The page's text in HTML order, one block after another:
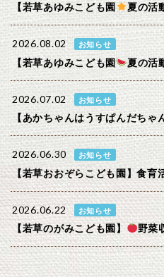
【若草あゆみこども園 夏の活
2026.08.02 お知らせ
【若草あゆみこども園 夏の活
2026.07.02 お知らせ
【あかちゃんはうすぱんだちゃ
2026.06.30 お知らせ
【若草おおぞらこども園】食育
2026.06.22 お知らせ
【若草のがみこども園】 野菜